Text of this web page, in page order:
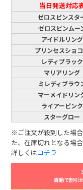
当日発送対応
ゼロスピンスタ
ゼロスピンムー
アイドルリング
プリンセスショ
レディブラック
マリアリング
ミレディブラウ
マーメイドリン
ライアーピンク
スターグロー
※ご注文が殺到した場
た、在庫切れとなる場
詳しくはコチラ
自動で割引